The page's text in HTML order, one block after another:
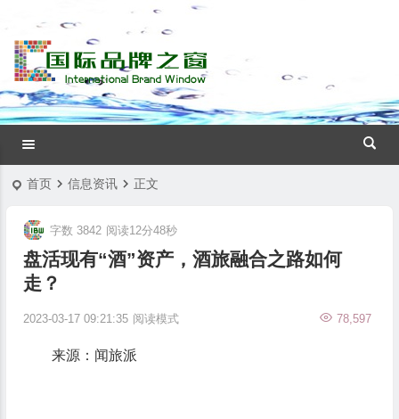
首页 信息资讯 正文
盘活现有“酒”资产，酒旅融合之路如何
走？
2023-03-17 09:21:35 78,597
字数 3842 阅读12分48秒
阅读模式
来源：闻旅派